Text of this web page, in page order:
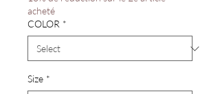
acheté
COLOR *
Size *